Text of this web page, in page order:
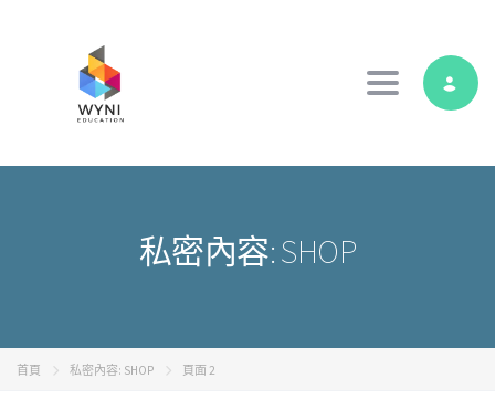
Toggle
私密內容: SHOP
首頁 私密內容: SHOP 頁面 2